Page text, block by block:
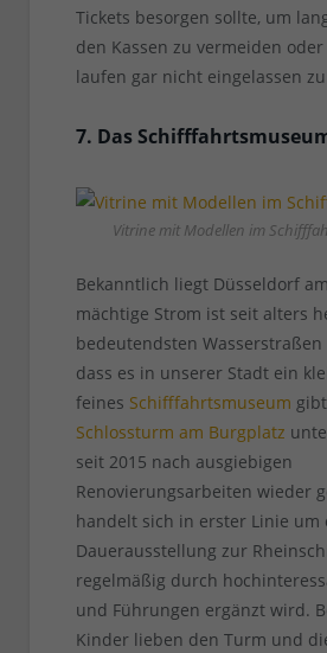
Tickets besorgen sollte, um
den Kassen zu vermeiden
laufen gar nicht eingelassen
7. Das
Vitrine mit Modellen im
Bekanntlich liegt Düsseldorf
mächtige Strom ist seit alters
bedeutendsten Wasserstraßen
dass es in unserer Stadt ein
feines Schifffahrtsmuseum
Schlossturm am Burgplatz
seit 2015 nach ausgiebigen
Renovierungsarbeiten wieder
handelt sich in erster Linie um
Dauerausstellung zur
regelmäßig durch
und Führungen ergänzt wird.
Kinder lieben den Turm und